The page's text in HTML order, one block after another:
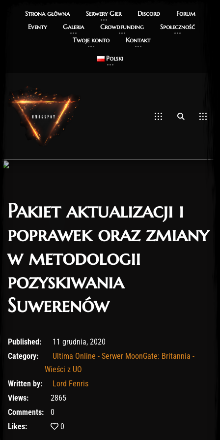
Strona główna Serwery Gier Discord
Forum
Eventy
Galeria Crowdfunding
Społeczność
Twoje konto
Kontakt
Polski
Pakiet aktualizacji i
poprawek oraz zmiany
w metodologii
pozyskiwania
Suwerenów
11 grudnia, 2020
Published:
11 grudnia, 2020
Category:
Ultima Online - Serwer MoonGate: Britannia -
Wieści z UO
Written by:
Lord Fenris
Views:
2865
Comments:
0
Likes:
0